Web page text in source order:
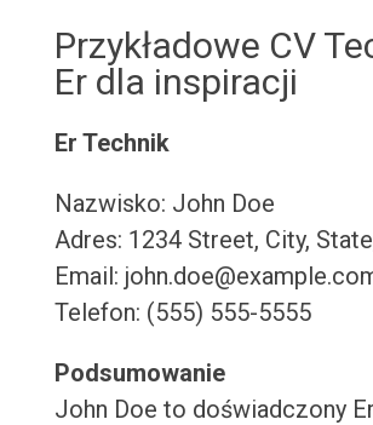
Przykładowe CV
Er dla inspiracji
Er Technik
Nazwisko: John Doe
Adres: 1234 Street, City,
Email:
Telefon: (555) 555-5555
Podsumowanie
John Doe to doświadczony Er